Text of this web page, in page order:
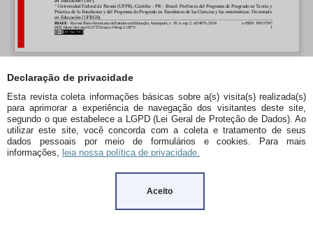
Declaração de privacidade
Esta revista coleta informações básicas sobre a(s) visita(s) realizada(s)
para aprimorar a experiência de navegação dos visitantes deste site,
segundo o que estabelece a LGPD (Lei Geral de Proteção de Dados). Ao
utilizar este site, você concorda com a coleta e tratamento de seus
dados pessoais por meio de formulários e cookies. Para mais
informações, leia nossa política de privacidade.
Aceito